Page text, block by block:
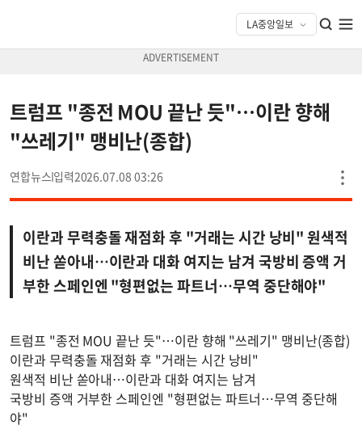
트럼프 "종전 MOU 끝난 듯"…이란 향해
"쓰레기" 맹비난(종합)
연합뉴스 2026.07.08 03:26
이란과 무력충돌 재점화 후 "거래는 시간 낭비" 원색적
비난 쏟아내…이란과 대화 여지는 남겨 국방비 증액 거
부한 스페인엔 "형편없는 파트너…무역 중단해야"
트럼프 "종전 MOU 끝난 듯"…이란 향해 "쓰레기" 맹비난(종합)
이란과 무력충돌 재점화 후 "거래는 시간 낭비"
원색적 비난 쏟아내…이란과 대화 여지는 남겨
국방비 증액 거부한 스페인엔 "형편없는 파트너…무역 중단해
야"